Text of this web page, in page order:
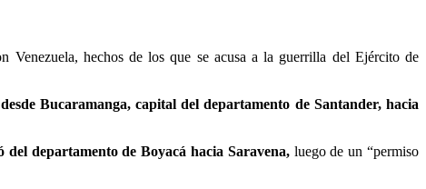
Venezuela, hechos de los que se acusa a la guerrilla del Ejército de
Bucaramanga, capital del departamento de Santander, hacia
departamento de Boyacá hacia Saravena,luego de un “permiso